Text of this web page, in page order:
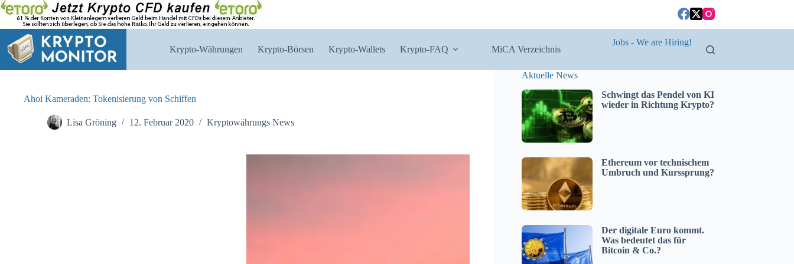
Zum
Inhalt
springen
Krypto-Währungen Krypto-Börsen Krypto-Wallets Krypto-FAQ MiCA Verzeichnis
Jobs - We are Hiring!
Ahoi Kameraden: Tokenisierung von Schiffen
Lisa Gröning 12. Februar 2020 Kryptowährungs News
Aktuelle News
Schwingt das Pendel von KI
wieder in Richtung Krypto?
Ethereum vor technischem
Umbruch und Kurssprung?
Der digitale Euro kommt.
Was bedeutet das für
Bitcoin & Co.?